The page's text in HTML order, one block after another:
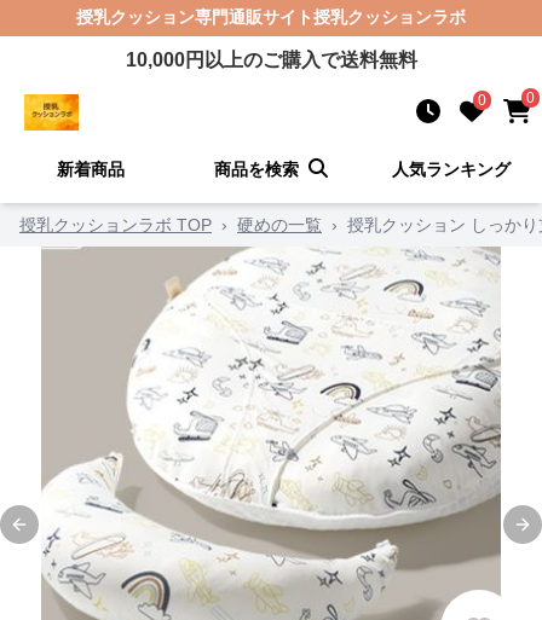
授乳クッション専門通販サイト授乳クッションラボ
10,000円以上のご購入で送料無料
0 0
新着商品 商品を検索 人気ランキング
授乳クッションラボ TOP › 硬めの一覧 › 授乳クッション しっか
Previous slide